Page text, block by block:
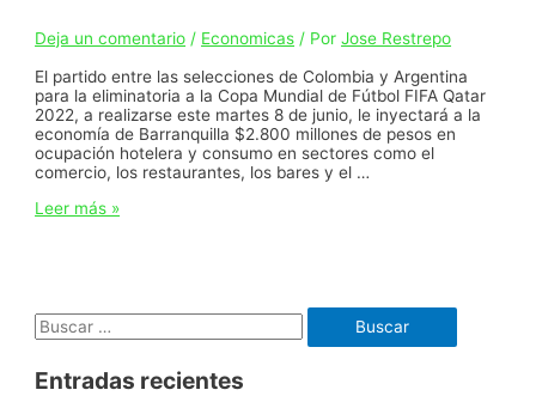
Deja un comentario / Economicas / PorJose Restrepo
El partido entre las selecciones de Colombia y Argentina
para la eliminatoria a la Copa Mundial de Fútbol FIFA Qatar
2022, a realizarse este martes 8 de junio, le inyectará a la
economía de Barranquilla $2.800 millones de pesos en
ocupación hotelera y consumo en sectores como el
comercio, los restaurantes, los bares y el …
Partido
millones
de
a
Leer más »
Buscar:
Entradas recientes